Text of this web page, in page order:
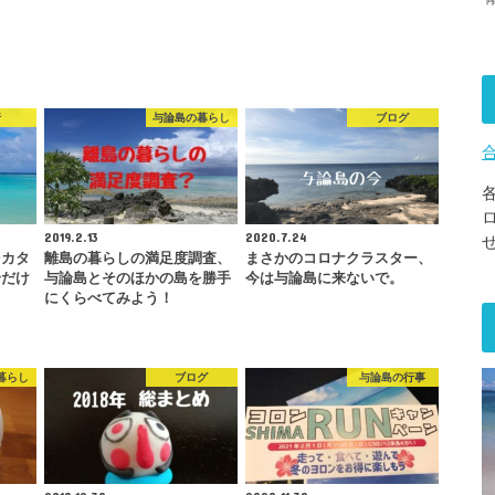
タ
け
与論島の暮らし
2019.2.13
離島の暮らしの満足度調査、
与論島とそのほかの島を勝手
にくらべてみよう！
ブログ
2020.7.24
まさかのコロナクラスター、
今は与論島に来ないで。
らし ブログ 与論島の行事